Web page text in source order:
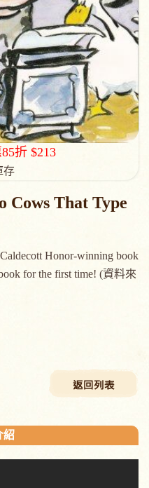
折 $213
存
Cows That Type
Honor-winning book
for the first time! (資料來
紹